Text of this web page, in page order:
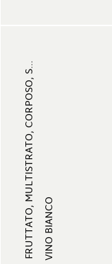
FRUTTATO, MULTISTRATO, CORPOSO, S...VINO BIANCO